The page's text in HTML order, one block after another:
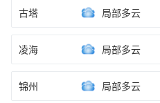
古塔 局部多云
凌海 局部多云
锦州 局部多云